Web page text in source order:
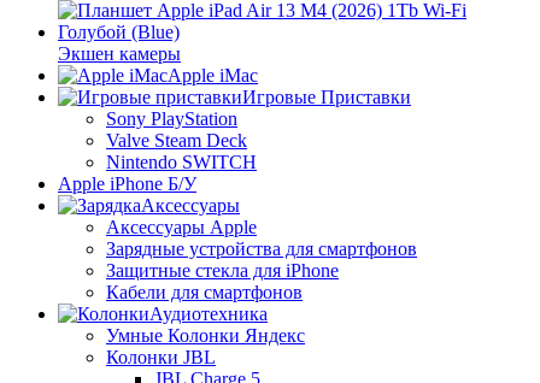
Экшен камеры
Apple iMac
Игровые Приставки
Sony PlayStation
Valve Steam Deck
Nintendo SWITCH
Apple iPhone Б/У
Аксессуары
Аксессуары Apple
Зарядные устройства для смартфонов
Защитные стекла для iPhone
Кабели для смартфонов
Аудиотехника
Умные Колонки Яндекс
Колонки JBL
JBL Charge 5